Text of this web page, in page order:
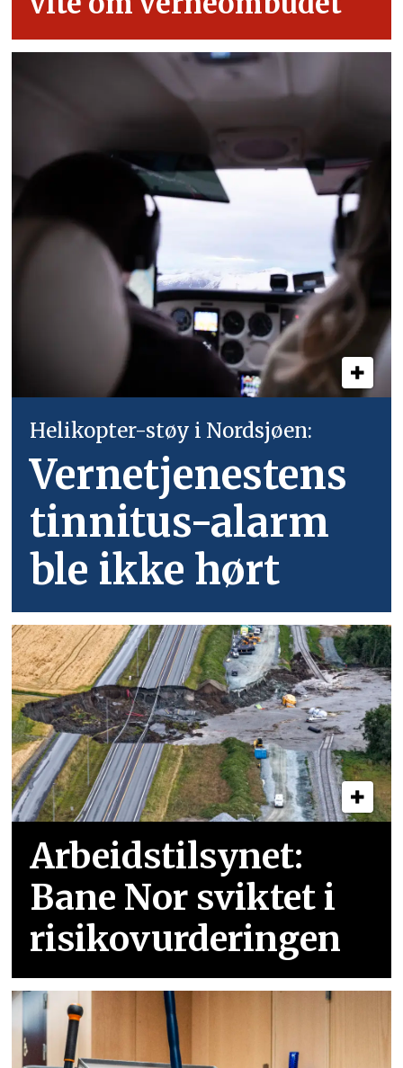
Helikopter-støy i Nordsjøen:
Vernetjenestens
tinnitus-alarm
ble ikke hørt
Arbeidstilsynet:
Bane Nor sviktet i
risikovurderingen